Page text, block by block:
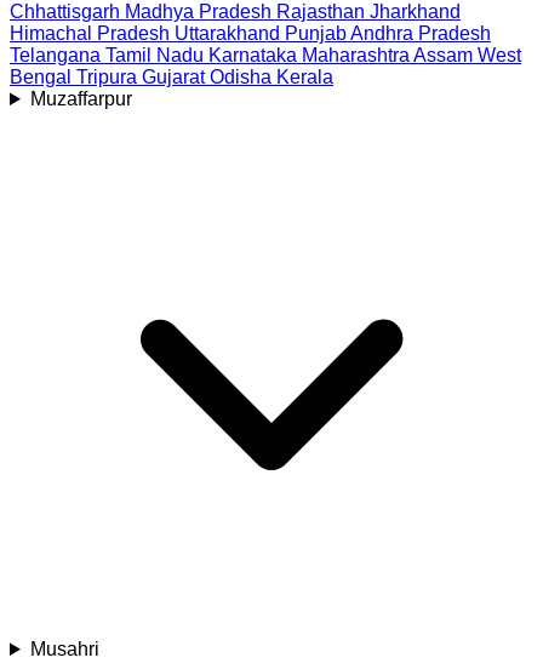
Chhattisgarh Madhya Pradesh Rajasthan Jharkhand
Himachal Pradesh Uttarakhand PunjabAndhra Pradesh
Telangana Tamil Nadu Karnataka Maharashtra Assam West
Bengal Tripura Gujarat Odisha Kerala
Muzaffarpur
Musahri